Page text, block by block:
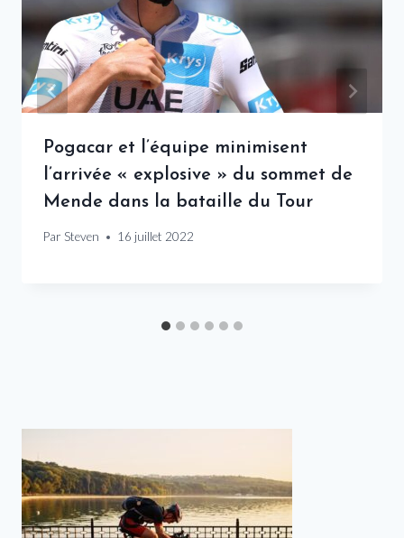
Pogacar et l’équipe minimisent
l’arrivée « explosive » du sommet de
Mende dans la bataille du Tour
Par Steven 16 juillet 2022